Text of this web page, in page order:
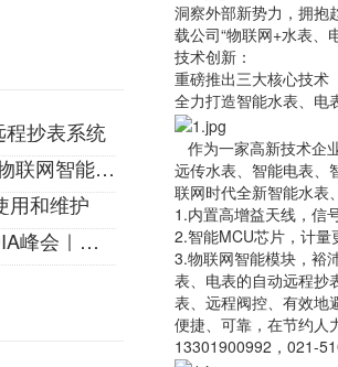
洞察外部新势力，拥抱
载公司“物联网+水表、
技术创新：
重磅推出三大核心技术
全力打造智能水表、电
作为一家高新技术企
远传水表、智能电表、
联网时代全新智能水表
1.内置高增益天线，信
2.智能MCU芯片，计量
3.物联网智能模块，裕
表、电表的自动远程抄
表、远程阀控、有效地
便捷、可靠，在节约
13301900992，021-
抄表系统
智能生活!
用和维护
世纪的邀请